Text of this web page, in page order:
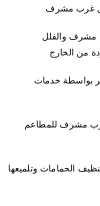
غرب مشرف
والفلل
من الخارج
بواسطة خدمات
مشرف للمطاعم
الحمامات وتلميعها